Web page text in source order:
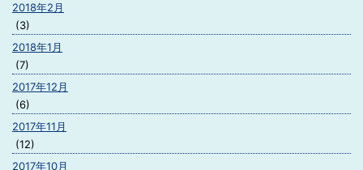
2018年2月
(3)
2018年1月
(7)
2017年12月
(6)
2017年11月
(12)
2017年10月